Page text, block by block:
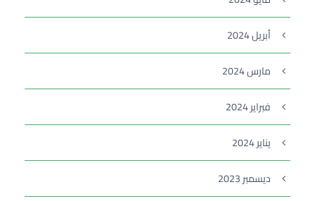
أبريل 2024
مارس 2024
فبراير 2024
يناير 2024
ديسمبر 2023